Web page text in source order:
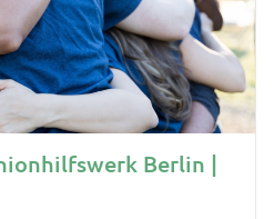
Berlin |